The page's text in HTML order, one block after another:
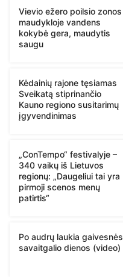
Vievio ežero poilsio zonos
maudykloje vandens
kokybė gera, maudytis
saugu
Kėdainių rajone tęsiamas
Sveikatą stiprinančio
Kauno regiono susitarimų
įgyvendinimas
„ConTempo“ festivalyje –
340 vaikų iš Lietuvos
regionų: „Daugeliui tai yra
pirmoji scenos menų
patirtis“
Po audrų laukia gaivesnės
savaitgalio dienos (video)